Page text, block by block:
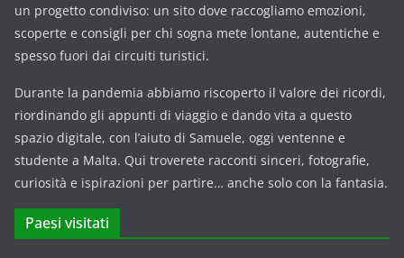
un progetto condiviso: un sito dove raccogliamo emozioni,
scoperte e consigli per chi sogna mete lontane, autentiche e
spesso fuori dai circuiti turistici.
Durante la pandemia abbiamo riscoperto il valore dei ricordi,
riordinando gli appunti di viaggio e dando vita a questo
spazio digitale, con l’aiuto di Samuele, oggi ventenne e
studente a Malta. Qui troverete racconti sinceri, fotografie,
curiosità e ispirazioni per partire… anche solo con la fantasia.
Paesi visitati